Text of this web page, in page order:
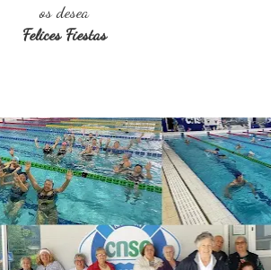
os desea
Felices Fiestas